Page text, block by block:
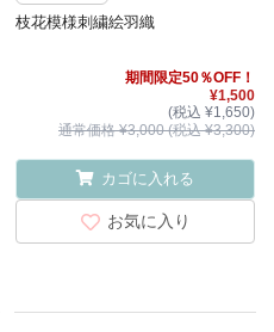
枝花模様刺繍絵羽織
期間限定50％OFF！
¥1,500
(税込 ¥1,650)
通常価格 ¥3,000 (税込 ¥3,300)
カゴに入れる
お気に入り